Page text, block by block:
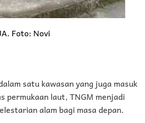
Foto: Novi
satu kawasan yang juga masuk
permukaan laut, TNGM menjadi
alam bagi masa depan.